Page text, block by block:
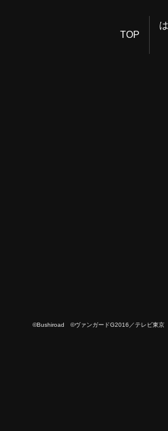
TOP
©Bushiroad ©ヴァンガードG2016／テレビ東